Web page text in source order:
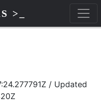
>_
/ Updated